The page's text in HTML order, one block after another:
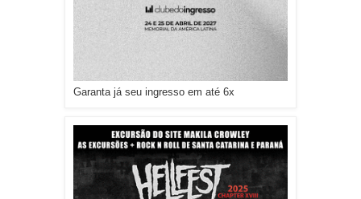
Garanta já seu ingresso em até 6x